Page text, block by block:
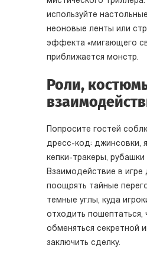
используйте
неоновые ленты или
эффекта «мигающего
приближается монстр.
Роли,
Попросите гостей
дресс-код: джинсовки,
кепки-тракеры, рубашки
Взаимодействие в игре
поощрять тайные
темные углы, куда
отходить пошептаться,
обменяться секретной
заключить сделку.